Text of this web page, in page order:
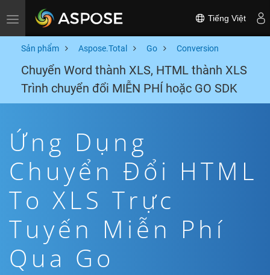
Toggle navigation Tiếng Việt
Sản phẩm Aspose.Total Go Conversion
Chuyển Word thành XLS, HTML thành XLS
Trình chuyển đổi MIỄN PHÍ hoặc GO SDK
Ứng Dụng
Chuyển Đổi HTML
To XLS Trực
Tuyến Miễn Phí
Qua Go